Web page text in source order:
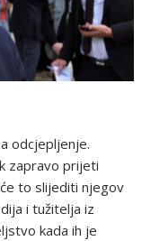
odcjepljenje.
zapravo prijeti
to slijediti njegov
i tužitelja iz
kada ih je